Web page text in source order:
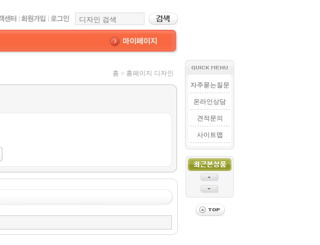
홈 > 홈페이지 디자인
자주묻는질문
온라인상담
견적문의
사이트맵